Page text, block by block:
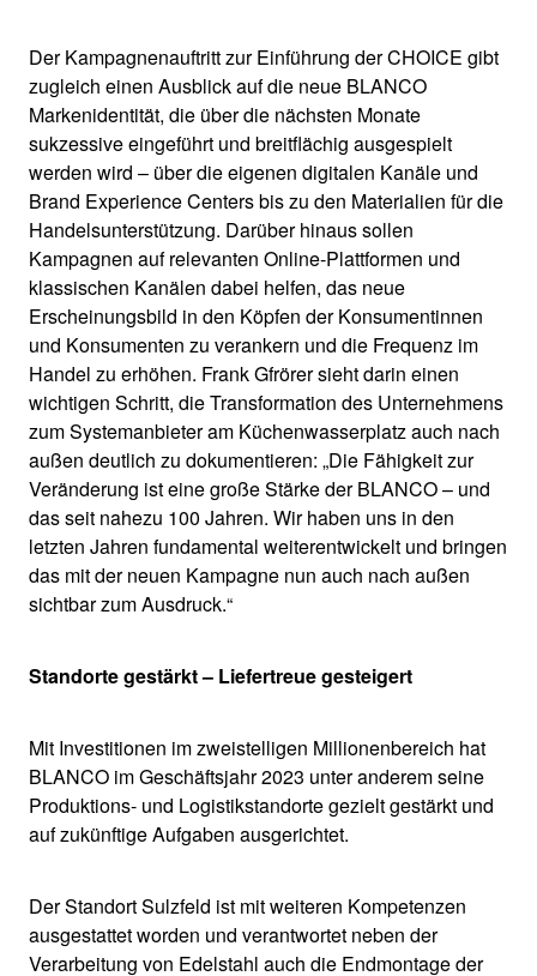
Der Kampagnenauftritt zur Einführung der CHOICE gibt
zugleich einen Ausblick auf die neue BLANCO
Markenidentität, die über die nächsten Monate
sukzessive eingeführt und breitflächig ausgespielt
werden wird – über die eigenen digitalen Kanäle und
Brand Experience Centers bis zu den Materialien für die
Handelsunterstützung. Darüber hinaus sollen
Kampagnen auf relevanten Online-Plattformen und
klassischen Kanälen dabei helfen, das neue
Erscheinungsbild in den Köpfen der Konsumentinnen
und Konsumenten zu verankern und die Frequenz im
Handel zu erhöhen. Frank Gfrörer sieht darin einen
wichtigen Schritt, die Transformation des Unternehmens
zum Systemanbieter am Küchenwasserplatz auch nach
außen deutlich zu dokumentieren: „Die Fähigkeit zur
Veränderung ist eine große Stärke der BLANCO – und
das seit nahezu 100 Jahren. Wir haben uns in den
letzten Jahren fundamental weiterentwickelt und bringen
das mit der neuen Kampagne nun auch nach außen
sichtbar zum Ausdruck.“
Standorte gestärkt – Liefertreue gesteigert
Mit Investitionen im zweistelligen Millionenbereich hat
BLANCO im Geschäftsjahr 2023 unter anderem seine
Produktions- und Logistikstandorte gezielt gestärkt und
auf zukünftige Aufgaben ausgerichtet.
Der Standort Sulzfeld ist mit weiteren Kompetenzen
ausgestattet worden und verantwortet neben der
Verarbeitung von Edelstahl auch die Endmontage der